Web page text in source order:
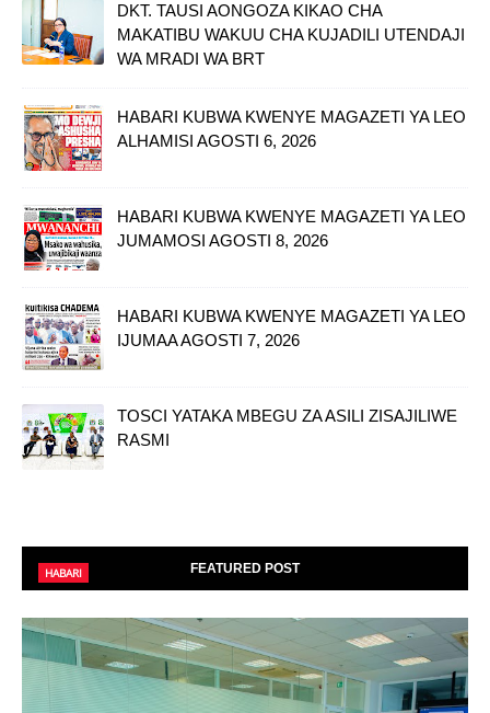
DKT. TAUSI AONGOZA KIKAO CHA
MAKATIBU WAKUU CHA KUJADILI UTENDAJI
WA MRADI WA BRT
HABARI KUBWA KWENYE MAGAZETI YA LEO
ALHAMISI AGOSTI 6, 2026
HABARI KUBWA KWENYE MAGAZETI YA LEO
JUMAMOSI AGOSTI 8, 2026
HABARI KUBWA KWENYE MAGAZETI YA LEO
IJUMAA AGOSTI 7, 2026
TOSCI YATAKA MBEGU ZA ASILI ZISAJILIWE
RASMI
FEATURED POST
HABARI